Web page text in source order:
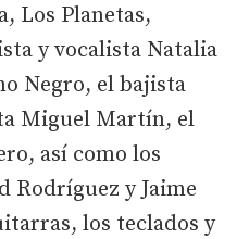
Los Planetas,
y vocalista Natalia
Negro, el bajista
Miguel Martín, el
así como los
Rodríguez y Jaime
los teclados y